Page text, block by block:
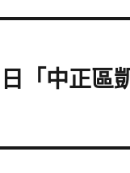
「中正